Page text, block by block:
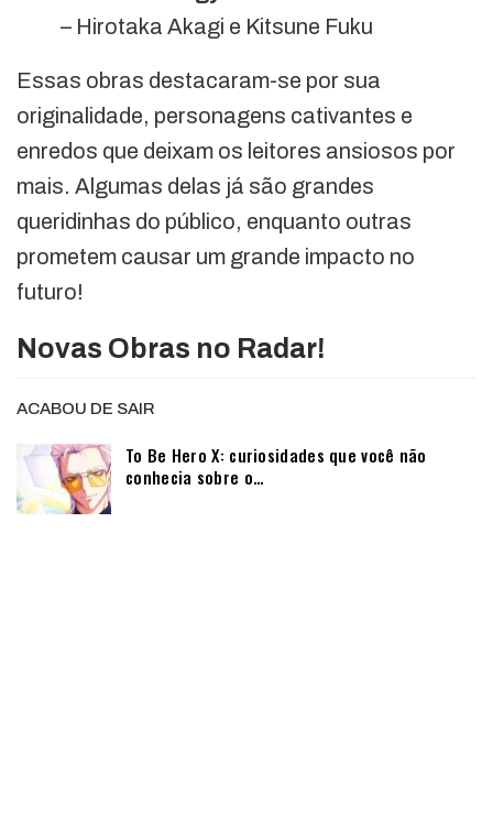
– Hirotaka Akagi e Kitsune Fuku
Essas obras destacaram-se por sua
originalidade, personagens cativantes e
enredos que deixam os leitores ansiosos por
mais. Algumas delas já são grandes
queridinhas do público, enquanto outras
prometem causar um grande impacto no
futuro!
Novas Obras no Radar!
ACABOU DE SAIR
To Be Hero X: curiosidades que você não
conhecia sobre o…